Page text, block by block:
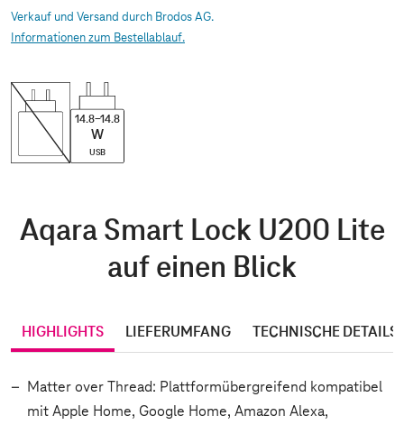
Verkauf und Versand durch Brodos AG.
Informationen zum Bestellablauf.
W
USB
14.8-14.8
Aqara Smart Lock U200 Lite
auf einen Blick
HIGHLIGHTS LIEFERUMFANG TECHNISCHE DETAILS
Matter over Thread: Plattformübergreifend kompatibel
mit Apple Home, Google Home, Amazon Alexa,